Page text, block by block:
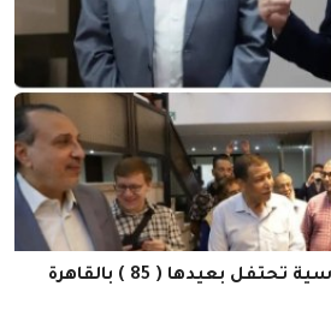
بعيدها ( 85 ) بالقاهرة